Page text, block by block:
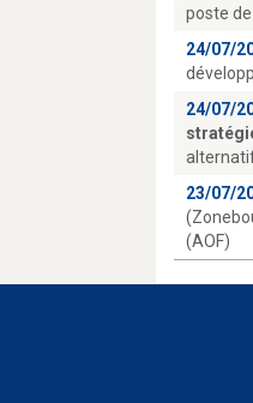
poste
24/07/
24/07/
23/07/
(AOF)